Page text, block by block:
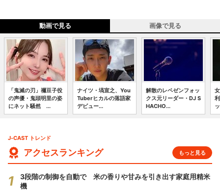
動画で見る 画像で見る
「鬼滅の刃」禰豆子役
の声優・鬼頭明里の姿
にネット騒然 ...
ナイツ・塙宣之、You
Tuberヒカルの落語家
デビュー...
解散のレペゼンフォッ
クス元リーダー・DJ S
HACHO...
J-CAST トレンド
アクセスランキング もっと見る
3段階の制御を自動で 米の香りや甘みを引き出す家庭用精米
機